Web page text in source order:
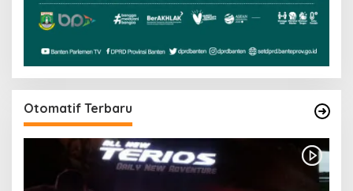
Otomatif Terbaru